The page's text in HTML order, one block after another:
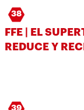
38
FFE | EL
REDUCE Y
39